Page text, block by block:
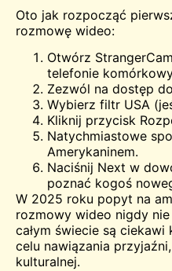
Oto jak rozpocząć
rozmowę wideo:
Otwórz
telefonie
Zezwól na dostęp
Wybierz filtr USA
Kliknij przycisk
Natychmiastowe
Amerykaninem.
Naciśnij Next w
poznać kogoś
W 2025 roku popyt na
rozmowy wideo nigdy nie
całym świecie są
celu nawiązania
kulturalnej.